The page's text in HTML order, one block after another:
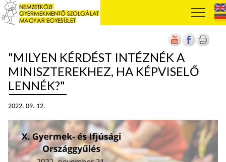
"MILYEN KÉRDÉST INTÉZNÉK A
MINISZTEREKHEZ, HA KÉPVISELŐ
LENNÉK?"
2022. 09. 12.